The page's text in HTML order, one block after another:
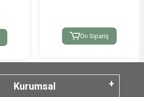
Ön Sipariş
Kurumsal